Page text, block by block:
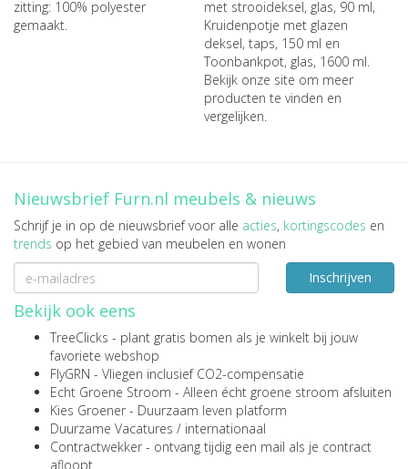
zitting: 100% polyester
gemaakt.
met strooideksel, glas, 90 ml,
Kruidenpotje met glazen
deksel, taps, 150 ml en
Toonbankpot, glas, 1600 ml.
Bekijk onze site om meer
producten te vinden en
vergelijken.
Nieuwsbrief Furn.nl meubels & nieuws
Schrijf je in op de nieuwsbrief voor alle acties, kortingscodes en
trends op het gebied van meubelen en wonen
Inschrijven
Bekijk ook eens
TreeClicks - plant gratis bomen als je winkelt bij jouw
favoriete webshop
FlyGRN - Vliegen inclusief CO2-compensatie
Echt Groene Stroom - Alleen écht groene stroom afsluiten
Kies Groener - Duurzaam leven platform
Duurzame Vacatures / internationaal
Contractwekker - ontvang tijdig een mail als je contract
afloopt